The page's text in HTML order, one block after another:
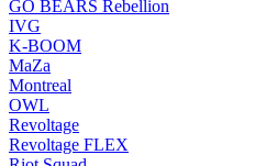
GO BEARS Rebellion
IVG
K-BOOM
MaZa
Montreal
OWL
Revoltage
Revoltage FLEX